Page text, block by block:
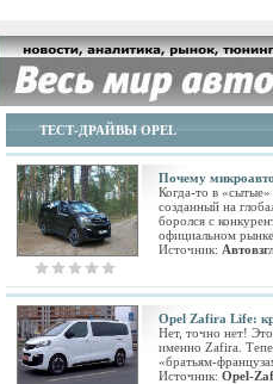
ТЕСТ-ДРАЙВЫ OPEL
Почему
Когда-то в
созданный на
боролся с
официальном
Источник:
Opel Zafira Life:
Нет, точно нет!
именно Zafira.
«братьям-
Источник: Opel-